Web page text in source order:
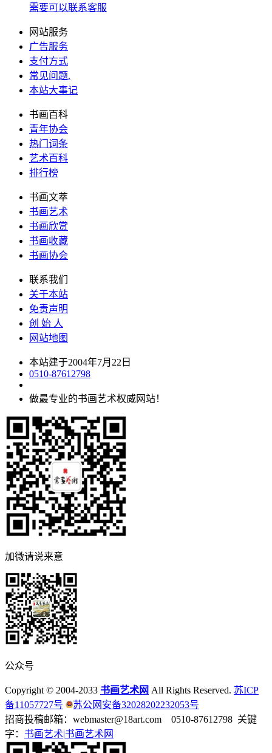
需要可以联系客服
网站服务
广告服务
支付方式
常见问题.
本站大事记
书画百科
青年协会
热门词条
艺术百科
排行榜
书画文萃
书画艺术
书画欣赏
书画收藏
书画协会
联系我们
关于本站
免责声明
创 始 人
网站地图
本站建于2004年7月22日
0510-87612798
做最专业的书画艺术权威网站！
加微请说来意
公众号
Copyright © 2004-2033 书画艺术网 All Rights Reserved. 苏ICP
备11057727号
苏公网安备32028202232053号
招商投稿邮箱：webmaster@18art.com 0510-87612798 关键
字： 书画艺术|书画艺术网